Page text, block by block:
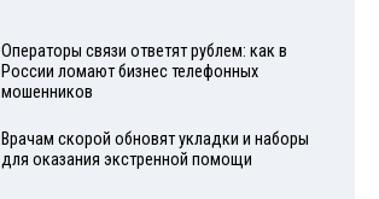
Операторы связи ответят рублем: как в
России ломают бизнес телефонных
мошенников
Врачам скорой обновят укладки и наборы
для оказания экстренной помощи